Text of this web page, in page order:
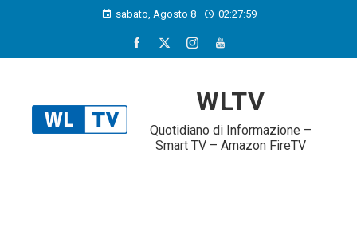
sabato, Agosto 8 02:28:00
WLTV
Quotidiano di Informazione –
Smart TV – Amazon FireTV